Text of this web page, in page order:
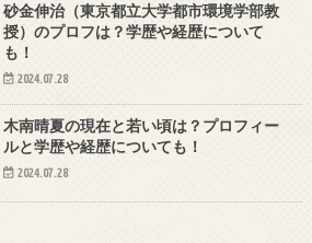
砂金伸治（東京都立大学都市環境学部教
授）のプロフは？学歴や経歴について
も！
2024.07.28
木南晴夏の現在と若い頃は？プロフィー
ルと学歴や経歴についても！
2024.07.28